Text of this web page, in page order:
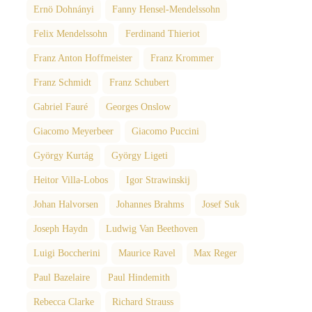
Ernö Dohnányi Fanny Hensel-Mendelssohn
Felix Mendelssohn Ferdinand Thieriot
Franz Anton Hoffmeister Franz Krommer
Franz Schmidt Franz Schubert
Gabriel Fauré Georges Onslow
Giacomo Meyerbeer Giacomo Puccini
György Kurtág György Ligeti
Heitor Villa-Lobos Igor Strawinskij
Johan Halvorsen Johannes Brahms Josef Suk
Joseph Haydn Ludwig Van Beethoven
Luigi Boccherini Maurice Ravel Max Reger
Paul Bazelaire Paul Hindemith
Rebecca Clarke Richard Strauss